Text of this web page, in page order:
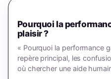
Pourquoi la
plaisir ?
« Pourquoi la performance
repère principal, les
où chercher une aide